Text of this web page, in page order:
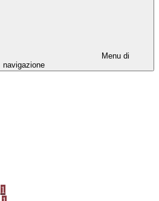
Menu di
navigazione
1